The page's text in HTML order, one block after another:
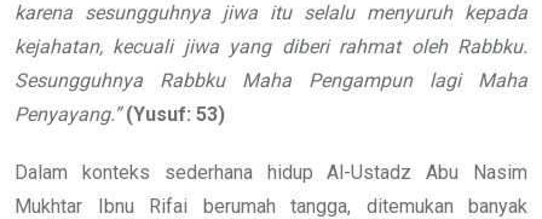
karena sesungguhnya jiwa itu selalu menyuruh kepada
kejahatan, kecuali jiwa yang diberi rahmat oleh Rabbku.
Sesungguhnya Rabbku Maha Pengampun lagi Maha
Penyayang.”(Yusuf: 53)
Dalam konteks sederhana hidup Al-Ustadz Abu Nasim
Mukhtar Ibnu Rifai berumah tangga, ditemukan banyak